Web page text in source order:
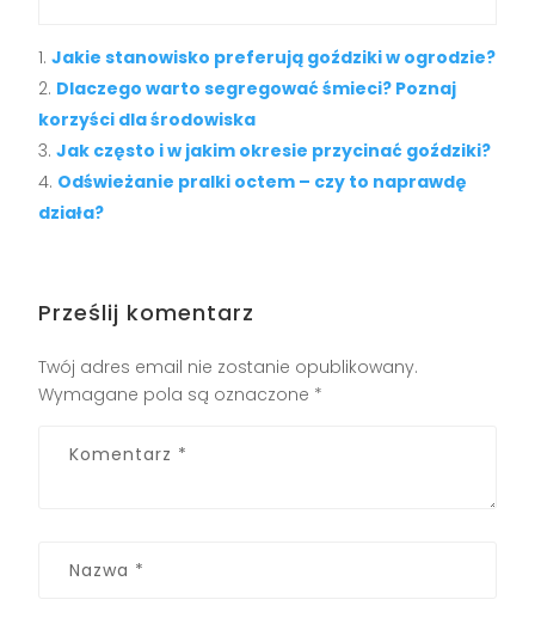
Jakie stanowisko preferują goździki w ogrodzie?
Dlaczego warto segregować śmieci? Poznaj
korzyści dla środowiska
Jak często i w jakim okresie przycinać goździki?
Odświeżanie pralki octem – czy to naprawdę
działa?
Prześlij komentarz
Twój adres email nie zostanie opublikowany.
Wymagane pola są oznaczone *